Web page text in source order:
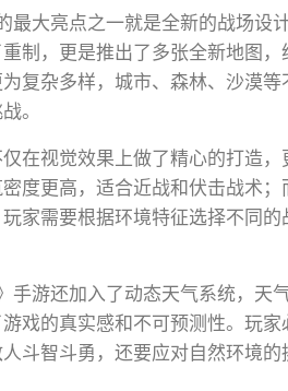
最大亮点之一就是全新的战场设
制，更是推出了多张全新地图
复杂多样，城市、森林、沙漠
。
在视觉效果上做了精心的打造
度更高，适合近战和伏击战术
家需要根据环境特征选择不同
手游还加入了动态天气系统，天
戏的真实感和不可预测性。玩
斗智斗勇，还要应对自然环境的